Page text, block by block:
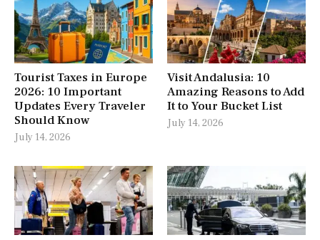
Tourist Taxes in Europe
2026: 10 Important
Updates Every Traveler
Should Know
July 14, 2026
Visit Andalusia: 10
Amazing Reasons to Add
It to Your Bucket List
July 14, 2026